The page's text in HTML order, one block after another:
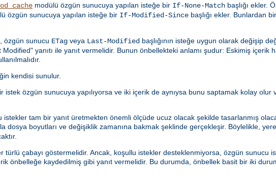
modülü özgün sunucuya yapılan isteğe bir If-None-Match başlığı ekler.
özgün sunucuya yapılan isteğe bir If-Modified-Since başlığı ekler. Bunlardan
özgün sunucu ETag veya Last-Modified başlığının isteğe uygun olarak değişip
yanıtı ile yanıt vermelidir. Bunun önbellekteki anlamı şudur: Eskimiş içerik
kendisi sunulur.
özgün sunucuya yapılıyorsa ve iki içerik de aynıysa bunu saptamak kolay olur
tam bir yanıt üretmekten önemli ölçüde ucuz olacak şekilde tasarlanmış
dosya boyutları ve değişiklik zamanına bakmak şeklinde gerçekleşir. Böylelikle,
çabayı göstermelidir. Ancak, koşullu istekler desteklenmiyorsa, özgün sunucu
önbelleğe kaydedilmiş gibi yanıt vermelidir. Bu durumda, önbellek basit bir iki